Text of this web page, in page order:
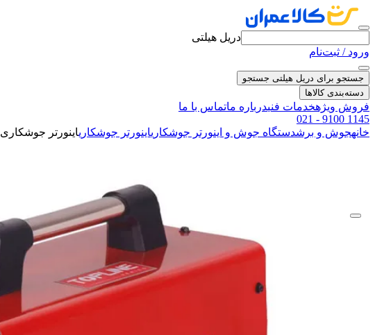
دریل هیلتی
ورود / ثبت‌نام
جستجو برای دریل هیلتی جستجو
دسته‌بندی کالاها
فروش ویژهخدمات فنیدرباره ماتماس با ما
021 - 9100 1145
خانهجوش و برشدستگاه جوش و اینورتر جوشکاریاینورتر جوشکاریاینورتر جوشکاری 250 آمپر رونیکس مدل RH-4625